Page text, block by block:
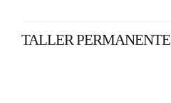
TALLER PERMANENTE